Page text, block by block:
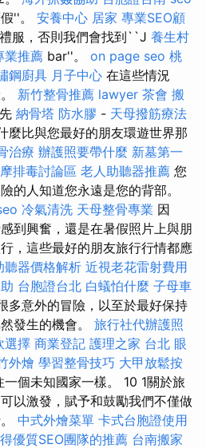
''。 安養中心 居家 專業SEO顧
服，否則我們會找到``J 養生村
業推薦 bar''。 on page seo 桃
鋼廚具 月子中心 在這些情況
新竹整骨推薦 lawyer 茶會 搬
納骨塔 防水膠 - 天母撥筋療法
麼比與您最好的朋友環遊世界那
治療 辦護照要帶什麼 新墓第一
排毒討論區 老人助聽器推薦 您
的人知道您永遠是您的背部。
冷氣清洗 天母整骨專業 因
到興奮，還是在暑假照片上與朋
，這些最好的朋友旅行行情都應
聽器價格解析 近視老花雷射費用
台胞證台北 白蟻怕什麼 子母車
多意外的冒險，以至於最好保持
發生的機會。 旅行社代辦護照
選擇 商業登記 護理之家 台北 眼
外燴 學習整骨技巧 大甲放鬆按
個未知國家一樣。 10 1關於旅
以激發，賦予和鼓勵我們不僅做
中式外燴菜單 卡式台胞證使用
優質SEO團隊的推薦 台南搬家